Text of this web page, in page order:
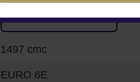
Vezi oferta
1497 cmc
EURO 6E